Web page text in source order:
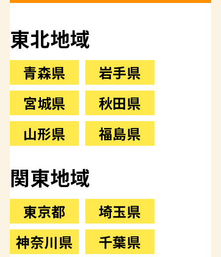
東北地域
青森県
岩手県
宮城県
秋田県
山形県
福島県
関東地域
東京都
埼玉県
神奈川県
千葉県